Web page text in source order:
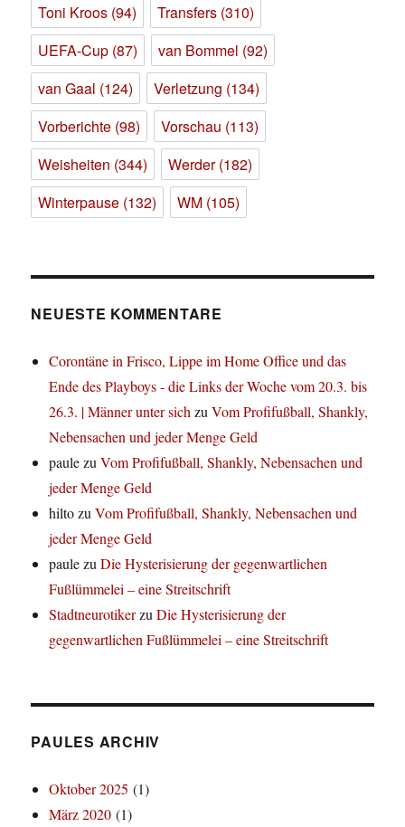
Toni Kroos (94) Transfers (310)
UEFA-Cup (87) van Bommel (92)
van Gaal (124) Verletzung (134)
Vorberichte (98) Vorschau (113)
Weisheiten (344) Werder(182)
Winterpause (132) WM (105)
NEUESTE KOMMENTARE
Corontäne in Frisco, Lippe im Home Office und das
Ende des Playboys - die Links der Woche vom 20.3. bis
26.3. | Männer unter sich zuVom Profifußball, Shankly,
Nebensachen und jeder Menge Geld
paulezuVom Profifußball, Shankly, Nebensachen und
jeder Menge Geld
hiltozuVom Profifußball, Shankly, Nebensachen und
jeder Menge Geld
paulezuDie Hysterisierung der gegenwartlichen
Fußlümmelei – eine Streitschrift
StadtneurotikerzuDie Hysterisierung der
gegenwartlichen Fußlümmelei – eine Streitschrift
PAULES ARCHIV
Oktober 2025 (1)
März 2020 (1)